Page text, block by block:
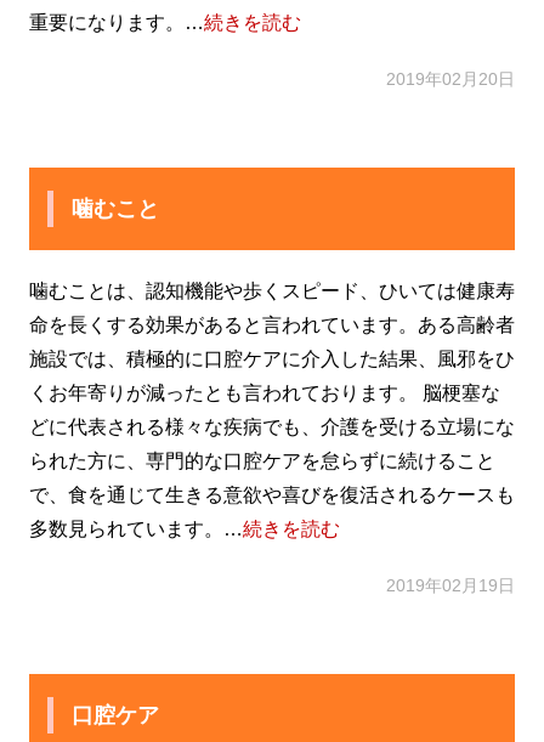
重要になります。…続きを読む
2019年02月20日
噛むこと
噛むことは、認知機能や歩くスピード、ひいては健康寿
命を長くする効果があると言われています。ある高齢者
施設では、積極的に口腔ケアに介入した結果、風邪をひ
くお年寄りが減ったとも言われております。 脳梗塞な
どに代表される様々な疾病でも、介護を受ける立場にな
られた方に、専門的な口腔ケアを怠らずに続けること
で、食を通じて生きる意欲や喜びを復活されるケースも
多数見られています。…続きを読む
2019年02月19日
口腔ケア